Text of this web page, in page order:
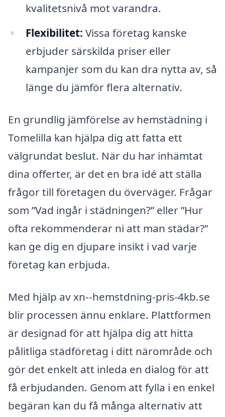
kvalitetsnivå mot varandra.
Flexibilitet: Vissa företag kanske
erbjuder särskilda priser eller
kampanjer som du kan dra nytta av, så
länge du jämför flera alternativ.
En grundlig jämförelse av hemstädning i
Tomelilla kan hjälpa dig att fatta ett
välgrundat beslut. När du har inhämtat
dina offerter, är det en bra idé att ställa
frågor till företagen du överväger. Frågar
som ”Vad ingår i städningen?” eller ”Hur
ofta rekommenderar ni att man städar?”
kan ge dig en djupare insikt i vad varje
företag kan erbjuda.
Med hjälp av xn--hemstdning-pris-4kb.se
blir processen ännu enklare. Plattformen
är designad för att hjälpa dig att hitta
pålitliga städföretag i ditt närområde och
gör det enkelt att inleda en dialog för att
få erbjudanden. Genom att fylla i en enkel
begäran kan du få många alternativ att